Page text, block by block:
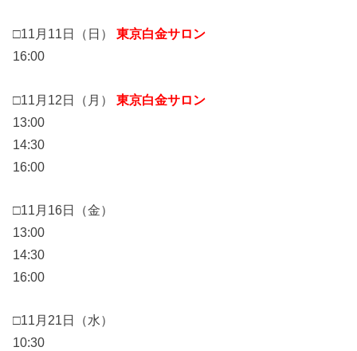
□11月11日（日）東京白金サロン
16:00
□11月12日（月）東京白金サロン
13:00
14:30
16:00
□11月16日（金）
13:00
14:30
16:00
□11月21日（水）
10:30